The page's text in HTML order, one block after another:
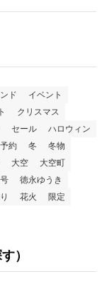
ド
イベント
クリスマス
セール
ハロウィン
予約 冬
冬物
大空
大空町
徳永ゆうき
花火 限定
）